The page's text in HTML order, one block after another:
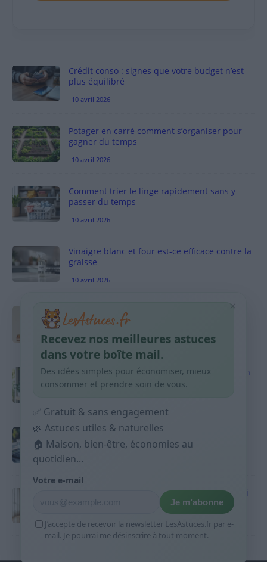
Crédit conso : signes que votre budget n’est
plus équilibré
10 avril 2026
Potager en carré comment s’organiser pour
gagner du temps
10 avril 2026
Comment trier le linge rapidement sans y
passer du temps
10 avril 2026
Vinaigre blanc et four est-ce efficace contre la
graisse
10 avril 2026
Taches pigmentaires : routine simple +
habitudes qui aident
9 avril 2026
Produits ménagers : comment économiser en
courses sans acheter 10 sprays
Budget mensuel : méthode rapide pour
répartir son salaire dès le jour de paie
9 avril 2026
Sport 10 minutes par jour est-ce utile et quoi
9 avril 2026
×
Recevez nos meilleures astuces
dans votre boîte mail.
Des idées simples pour économiser, mieux
consommer et prendre soin de vous.
✅ Gratuit & sans engagement
🌿 Astuces utiles & naturelles
🏠 Maison, bien-être, économies au
quotidien...
Votre e-mail
Je m’abonne
J’accepte de recevoir la newsletter LesAstuces.fr par e-
mail. Je pourrai me désinscrire à tout moment.